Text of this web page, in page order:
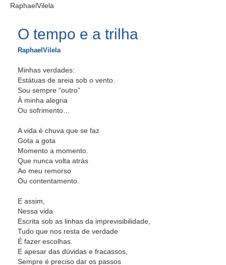
RaphaelVilela
O tempo e a trilha
RaphaelVilela
Minhas verdades:
Estátuas de areia sob o vento.
Sou sempre “outro”
À minha alegria
Ou sofrimento…
A vida é chuva que se faz
Gota a gota
Momento a momento.
Que nunca volta atrás
Ao meu remorso
Ou contentamento.
E assim,
Nessa vida
Escrita sob as linhas da imprevisibilidade,
Tudo que nos resta de verdade
É fazer escolhas.
E apesar das dúvidas e fracassos,
Sempre é preciso dar os passos